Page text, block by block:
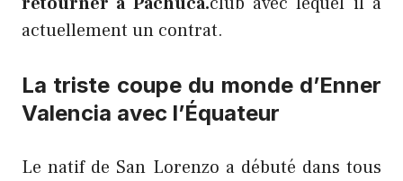
actuellement un contrat.
La triste coupe du monde d’Enner
Valencia avec l’Équateur
Le natif de San Lorenzo a débuté dans tous